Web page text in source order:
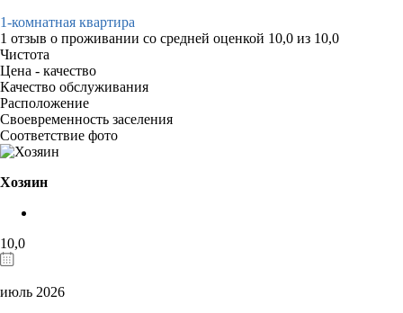
1-комнатная квартира
1 отзыв о проживании со средней оценкой 10,0 из 10,0
Чистота
Цена - качество
Качество обслуживания
Расположение
Своевременность заселения
Соответствие фото
Хозяин
10,0
июль 2026